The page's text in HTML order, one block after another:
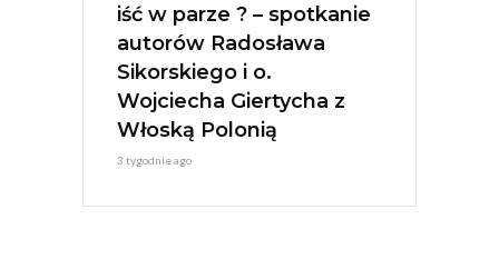
iść w parze ? – spotkanie
autorów Radosława
Sikorskiego i o.
Wojciecha Giertycha z
Włoską Polonią
3 tygodnie ago